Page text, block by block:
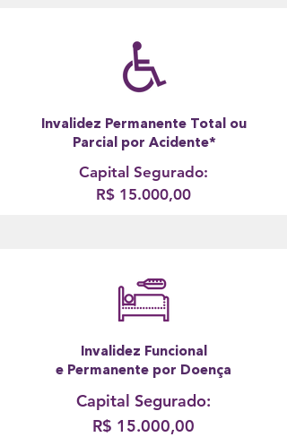
Invalidez Permanente Total ou
Parcial por Acidente*
Capital Segurado:
R$ 15.000,00
Invalidez Funcional
e Permanente por Doença
Capital Segurado:
R$ 15.000,00